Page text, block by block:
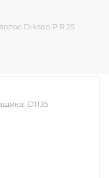
Dikson P.R.25
D1135